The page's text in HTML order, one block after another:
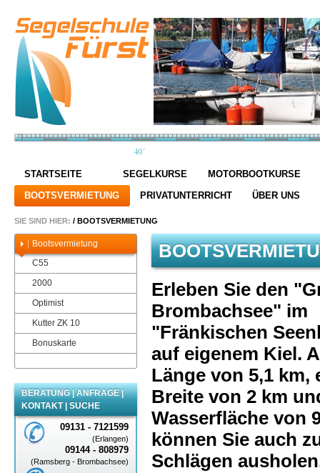
STARTSEITE SEGELKURSE MOTORBOOTKURSE
BOOTSVERMIETUNG PRIVATUNTERRICHT ÜBER UNS
SIE SIND HIER: / BOOTSVERMIETUNG
Bootsvermietung
C55
2000
Optimist
Kutter ZK 10
Bonuskarte
BERATUNG | ANFRAGE |
KONTAKT | SUCHE
09131 - 7121599
(Erlangen)
09144 - 808979
(Ramsberg - Brombachsee)
Erleben Sie den
Brombachsee" im
"Fränkischen
auf eigenem Kiel.
Länge von 5,1 km,
Breite von 2 km
Wasserfläche von
können Sie auch
Schlägen